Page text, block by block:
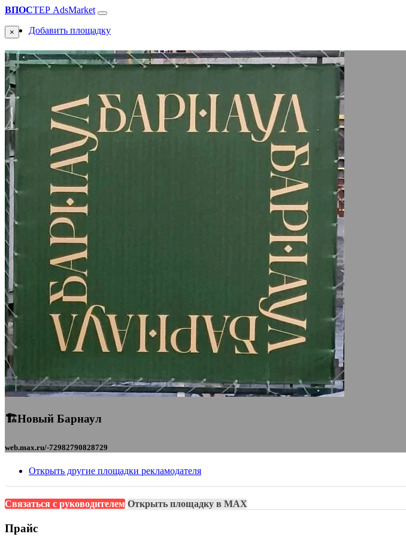
ВПОСТЕР AdsMarket
Добавить площадку
×
🏗️Новый Барнаул
web.max.ru/-72982790828729
Открыть другие площадки рекламодателя
Связаться с руководителем Открыть площадку в MAX
Прайс